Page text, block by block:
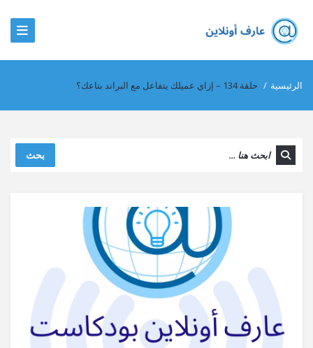
الرئيسية / حلقة 134 – إزاي عميلك يتفاعل مع البراند بتاعك؟
بحث